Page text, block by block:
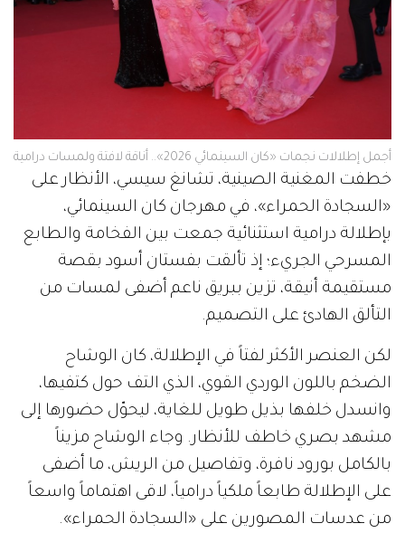
أجمل إطلالات نجمات «كان السينمائي 2026».. أناقة لافتة ولمسات درامية
خطفت المغنية الصينية، تشانغ سيسي، الأنظار على
«السجادة الحمراء»، في مهرجان كان السينمائي،
بإطلالة درامية استثنائية جمعت بين الفخامة والطابع
المسرحي الجريء؛ إذ تألقت بفستان أسود بقصة
مستقيمة أنيقة، تزين ببريق ناعم أضفى لمسات من
التألق الهادئ على التصميم.
لكن العنصر الأكثر لفتاً في الإطلالة، كان الوشاح
الضخم باللون الوردي القوي، الذي التف حول كتفيها،
وانسدل خلفها بذيل طويل للغاية، ليحوّل حضورها إلى
مشهد بصري خاطف للأنظار. وجاء الوشاح مزيناً
بالكامل بورود نافرة، وتفاصيل من الريش، ما أضفى
على الإطلالة طابعاً ملكياً درامياً، لاقى اهتماماً واسعاً
من عدسات المصورين على «السجادة الحمراء».